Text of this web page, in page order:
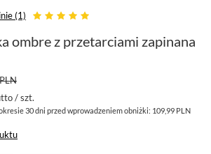
(1)
ombre z przetarciami zapinana
/szt.
30 dni przed wprowadzeniem obniżki: 109,99 PLN